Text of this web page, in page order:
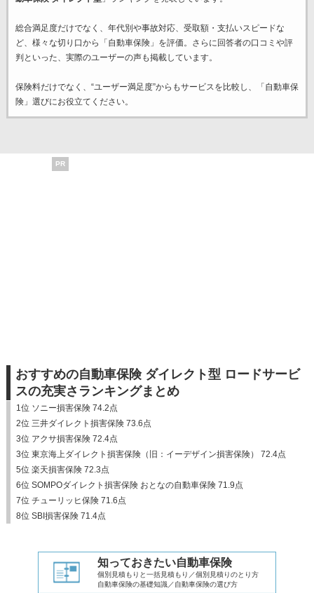
総合満足度だけでなく、年代別や事故対応、受取額・支払いスピードな
ど、様々な切り口から「自動車保険」を評価。さらに回答者の口コミや評
判といった、実際のユーザーの声も掲載しています。
保険料だけでなく、“ユーザー満足度”からもサービスを比較し、「自動車保
険」選びにお役立てください。
PR
おすすめの自動車保険 ダイレクト型 ロードサービ
スの充実さランキングまとめ
1位 ソニー損害保険 74.2点
2位 三井ダイレクト損害保険 73.6点
3位 アクサ損害保険 72.4点
3位 東京海上ダイレクト損害保険（旧：イーデザイン損害保険） 72.4点
5位 楽天損害保険 72.3点
6位 SOMPOダイレクト損害保険 おとなの自動車保険 71.9点
7位 チューリッヒ保険 71.6点
8位 SBI損害保険 71.4点
知っておきたい自動車保険
個別見積もりと一括見積もり／個別見積りのとり方
自動車保険の基礎知識／自動車保険の選び方